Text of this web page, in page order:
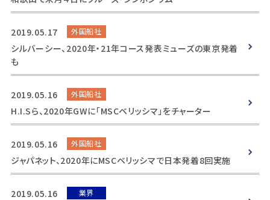
2019.05.17 外国船社
シルバーシー、2020年・21年コース発表ミューズの東京発着
も
2019.05.16 外国船社
H.I.Sら、2020年GWに「MSCベリッシマ」をチャーター
2019.05.16 外国船社
ジャパネット、2020年にMSCベリッシマで日本発着8回実施
2019.05.16 業界